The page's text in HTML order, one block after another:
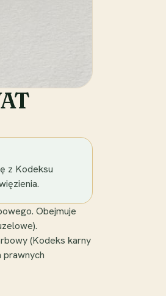
z Kodeksu
Obejmuje
(Kodeks karny
prawnych